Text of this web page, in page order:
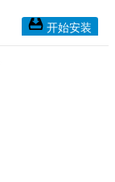
开始安装